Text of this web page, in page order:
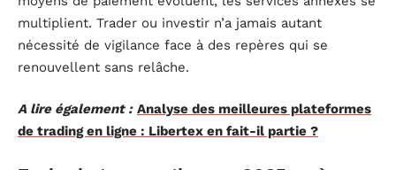
multiplient. Trader ou investir n’a jamais autant
nécessité de vigilance face à des repères qui se
renouvellent sans relâche.
A lire également : Analyse des meilleures plateformes
de trading en ligne : Libertex en fait-il partie ?